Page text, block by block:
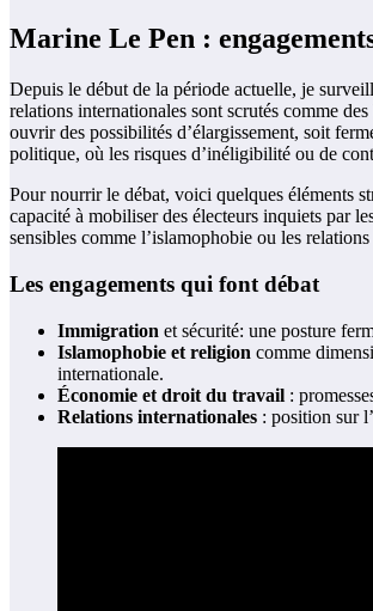
Marine Le Pen :
Depuis le début de la période actuelle, je
relations internationales sont scrutés comme
ouvrir des possibilités d’élargissement, soit
politique, où les risques d’inéligibilité ou de
Pour nourrir le débat, voici quelques éléments
capacité à mobiliser des électeurs inquiets par
sensibles comme l’islamophobie ou les
Les engagements qui font débat
Immigration et sécurité: une posture
Islamophobie et religion comme
internationale.
Économie et droit du travail :
Relations internationales : position sur